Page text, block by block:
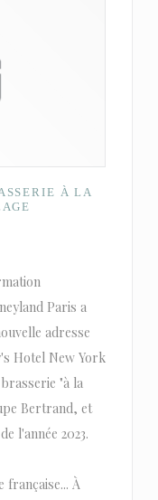
À LA
Paris a
adresse
Hotel New York
"à la
Bertrand, et
l'année 2023.
française... À